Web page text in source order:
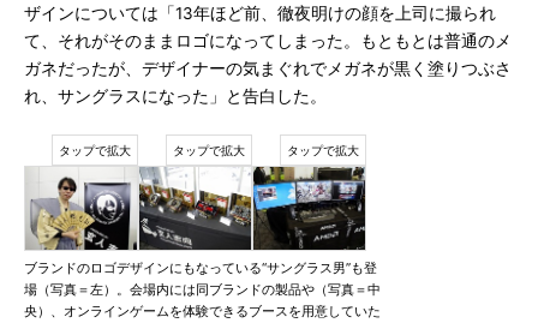
ザインについては「13年ほど前、徹夜明けの顔を上司に撮られ
て、それがそのままロゴになってしまった。もともとは普通のメ
ガネだったが、デザイナーの気まぐれでメガネが黒く塗りつぶさ
れ、サングラスになった」と告白した。
ブランドのロゴデザインにもなっている“サングラス男”も登
場（写真＝左）。会場内には同ブランドの製品や（写真＝中
央）、オンラインゲームを体験できるブースを用意していた